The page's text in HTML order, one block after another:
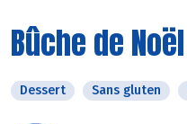
Bûche de
Dessert Sans gluten